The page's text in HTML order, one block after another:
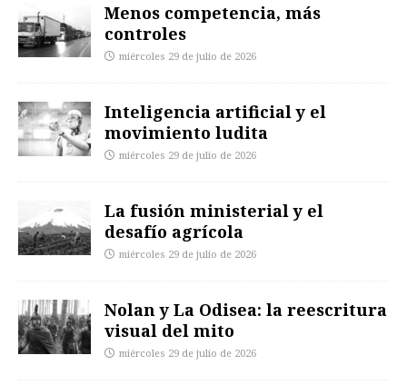
Menos competencia, más
controles
miércoles 29 de julio de 2026
Inteligencia artificial y el
movimiento ludita
miércoles 29 de julio de 2026
La fusión ministerial y el
desafío agrícola
miércoles 29 de julio de 2026
Nolan y La Odisea: la reescritura
visual del mito
miércoles 29 de julio de 2026